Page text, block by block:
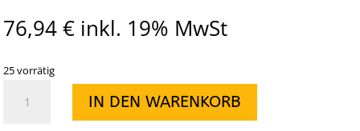
76,94€ inkl. 19% MwSt
25 vorrätig
Luftfilter
IN DEN WARENKORB